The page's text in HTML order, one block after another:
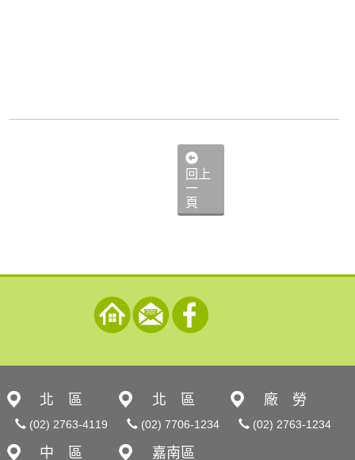
回上
一
頁
北 區
(02) 2763-4119
北 區
(02) 7706-1234
廠 勞
(02) 2763-1234
中 區 嘉南區